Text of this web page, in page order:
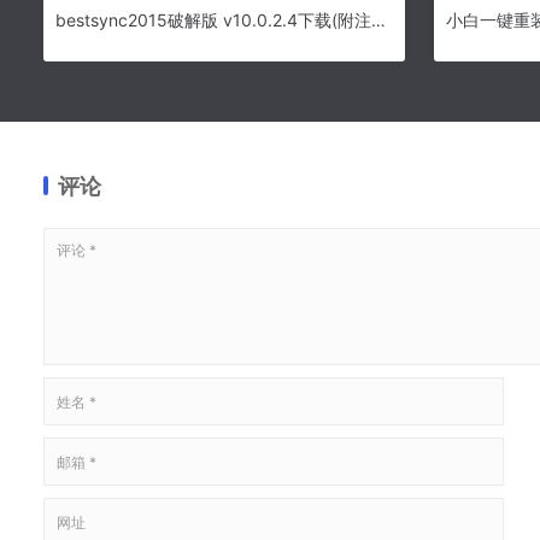
bestsync2015破解版 v10.0.2.4下载(附注册机)[百度网盘资源]
评论